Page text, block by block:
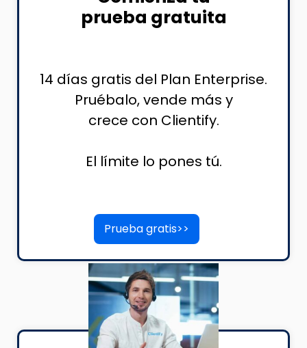
prueba gratuita
14 días gratis del Plan Enterprise.
Pruébalo, vende más y
crece con Clientify.
El límite lo pones tú.
Prueba gratis>>